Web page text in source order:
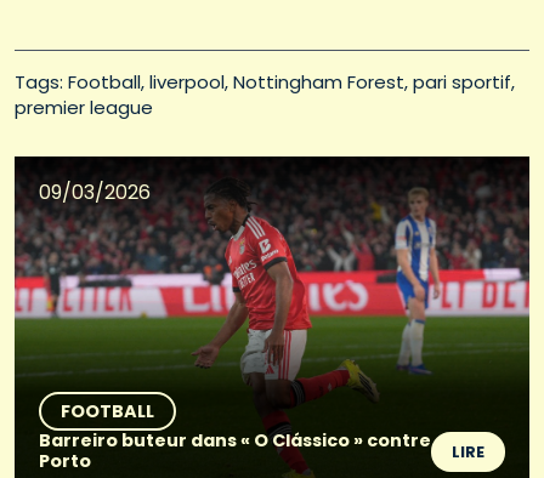
Tags: Football liverpool Nottingham Forest pari sportif
premier league
09/03/2026
FOOTBALL
Barreiro buteur dans « O Clássico » contre
Porto
LIRE